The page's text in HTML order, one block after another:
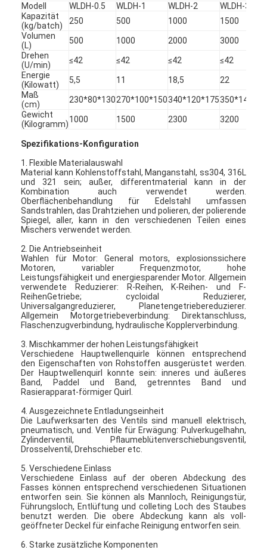
Startseite
Über uns
Fabrik Tour
Qualitätskontrolle
Kontakt
Nachrichten
Alle Fälle
Zentrifugaler HochgeschwindigkeitsSprühtrockner
Vibrierender Wirbelschichttrockner
Mikrowellen-Vakuumtrockner
Druck-Sprühtrockner
Modell WLDH-0.5 WLDH-1 WLDH-2
WLDH-3
Kapazität
(kg/batch)
250 500 1000
1500
Volumen
(L)
500 1000 2000
3000
Drehen
(U/min)
≤42 ≤42 ≤42
≤42
Energie
(Kilowatt)
5,5 11 18,5
22
Maß
(cm)
230*80*130270*100*150340*120*175
Gewicht
(Kilogramm)1000 1500 2300 3200
Spezifikations-Konfiguration
1. Flexible Materialauswahl
Material kann Kohlenstoffstahl, Manganstahl, ss304, 316L
und 321 sein; außer, differentmaterial kann in der
Kombination auch verwendet werden.
Oberflächenbehandlung für Edelstahl umfassen
Sandstrahlen, das Drahtziehen und polieren, der polierende
Spiegel, aller, kann in den verschiedenen Teilen eines
Mischers verwendet werden.
2. Die Antriebseinheit
Wahlen für Motor: General motors, explosionssichere
Motoren, variabler Frequenzmotor, hohe
Leistungsfähigkeit und energiesparender Motor. Allgemein
verwendete Reduzierer: R-Reihen, K-Reihen- und F-
ReihenGetriebe; cycloidal Reduzierer,
Universalgangreduzierer, Planetengetriebereduzierer.
Allgemein Motorgetriebeverbindung: Direktanschluss,
Flaschenzugverbindung, hydraulische Kopplerverbindung.
3. Mischkammer der hohen Leistungsfähigkeit
Verschiedene Hauptwellenquirle können entsprechend
den Eigenschaften von Rohstoffen ausgerüstet werden.
Der Hauptwellenquirl konnte sein: inneres und äußeres
Band, Paddel und Band, getrenntes Band und
Rasierapparat-förmiger Quirl.
4. Ausgezeichnete Entladungseinheit
Die Laufwerksarten des Ventils sind manuell elektrisch,
pneumatisch, und. Ventile für Erwägung: Pulverkugelhahn,
Zylinderventil, Pflaumeblütenverschiebungsventil,
Drosselventil, Drehschieber etc.
5. Verschiedene Einlass
Verschiedene Einlass auf der oberen Abdeckung des
Fasses können entsprechend verschiedenen Situationen
entworfen sein. Sie können als Mannloch, Reinigungstür,
Führungsloch, Entlüftung und colleting Loch des Staubes
benutzt werden. Die obere Abdeckung kann als voll-
geöffneter Deckel für einfache Reinigung entworfen sein.
6. Starke zusätzliche Komponenten